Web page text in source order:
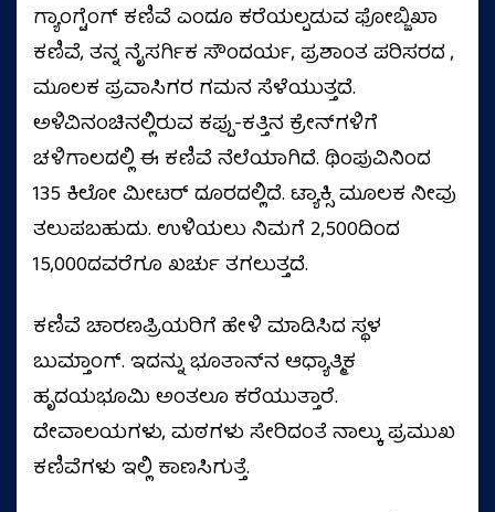
ಗ್ಯಾಂಗ್ಟೆಂಗ್ ಕಣಿವೆ ಎಂದೂ ಕರೆಯಲ್ಪಡುವ ಫೋಬ್ಜಿಖಾ
ಕಣಿವೆ, ತನ್ನ ನೈಸರ್ಗಿಕ ಸೌಂದರ್ಯ, ಪ್ರಶಾಂತ ಪರಿಸರದ ,
ಮೂಲಕ ಪ್ರವಾಸಿಗರ ಗಮನ ಸೆಳೆಯುತ್ತದೆ.
ಅಳಿವಿನಂಚಿನಲ್ಲಿರುವ ಕಪ್ಪು-ಕತ್ತಿನ ಕ್ರೇನ್‌ಗಳಿಗೆ
ಚಳಿಗಾಲದಲ್ಲಿ ಈ ಕಣಿವೆ ನೆಲೆಯಾಗಿದೆ. ಥಿಂಪುವಿನಿಂದ
135 ಕಿಲೋ ಮೀಟರ್ ದೂರದಲ್ಲಿದೆ. ಟ್ಯಾಕ್ಸಿ ಮೂಲಕ ನೀವು
ತಲುಪಬಹುದು. ಉಳಿಯಲು ನಿಮಗೆ ₹2,500ದಿಂದ
15,000ದವರೆಗೂ ಖರ್ಚು ತಗಲುತ್ತದೆ.
ಕಣಿವೆ ಚಾರಣಪ್ರಿಯರಿಗೆ ಹೇಳಿ ಮಾಡಿಸಿದ ಸ್ಥಳ
ಬುಮ್ತಾಂಗ್. ಇದನ್ನು ಭೂತಾನ್‌ನ ಆಧ್ಯಾತ್ಮಿಕ
ಹೃದಯಭೂಮಿ ಅಂತಲೂ ಕರೆಯುತ್ತಾರೆ.
ದೇವಾಲಯಗಳು, ಮಠಗಳು ಸೇರಿದಂತೆ ನಾಲ್ಕು ಪ್ರಮುಖ
ಕಣಿವೆಗಳು ಇಲ್ಲಿ ಕಾಣಸಿಗುತ್ತೆ.